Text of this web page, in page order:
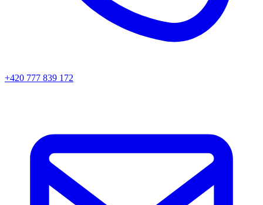
+420 777 839 172